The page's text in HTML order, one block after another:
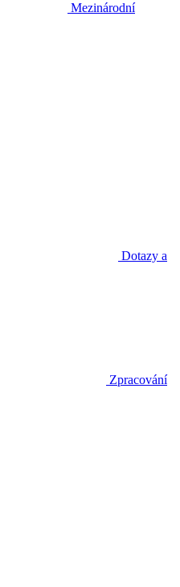
Mezinárodní
Dotazy a
Zpracování